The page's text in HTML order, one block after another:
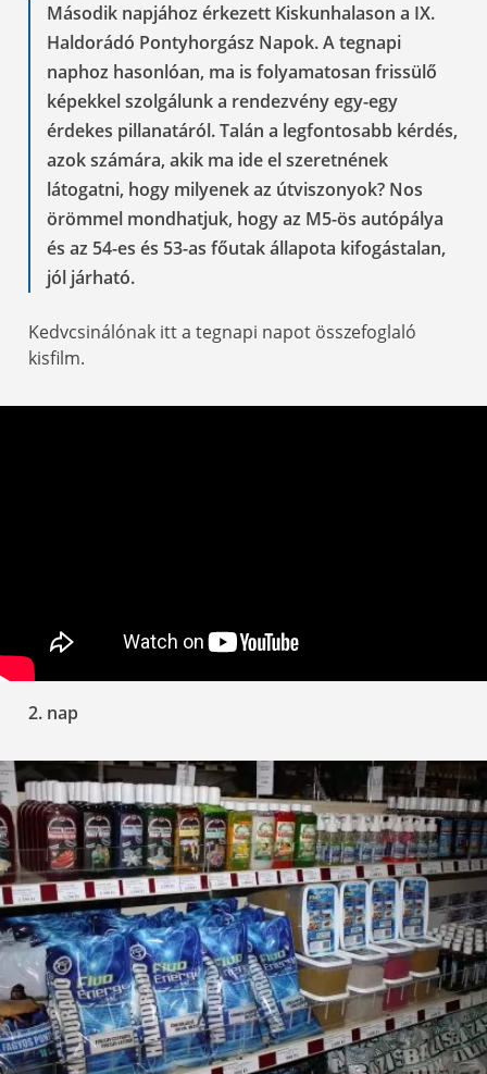
Második napjához érkezett Kiskunhalason a IX.
Haldorádó Pontyhorgász Napok. A tegnapi
naphoz hasonlóan, ma is folyamatosan frissülő
képekkel szolgálunk a rendezvény egy-egy
érdekes pillanatáról. Talán a legfontosabb kérdés,
azok számára, akik ma ide el szeretnének
látogatni, hogy milyenek az útviszonyok? Nos
örömmel mondhatjuk, hogy az M5-ös autópálya
és az 54-es és 53-as főutak állapota kifogástalan,
jól járható.
Kedvcsinálónak itt a tegnapi napot összefoglaló
kisfilm.
2. nap